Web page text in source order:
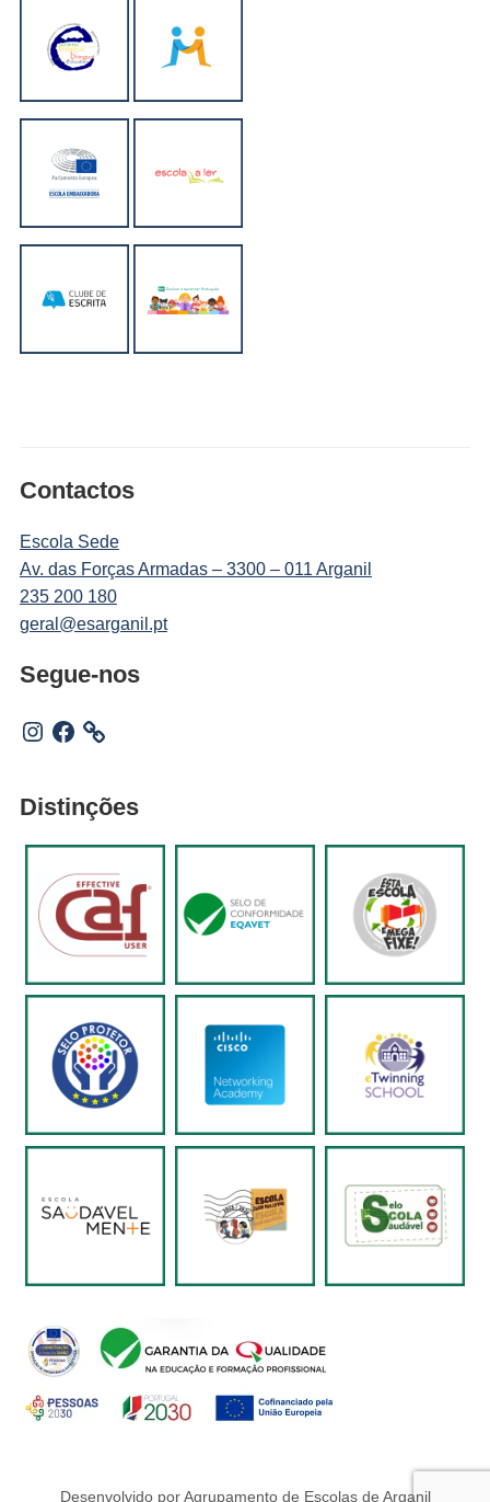
Contactos
Escola Sede
Av. das Forças Armadas – 3300 – 011 Arganil
235 200 180
geral@esarganil.pt
Segue-nos
Instagram
Facebook
Distinções
Desenvolvido por Agrupamento de Escolas de Arganil